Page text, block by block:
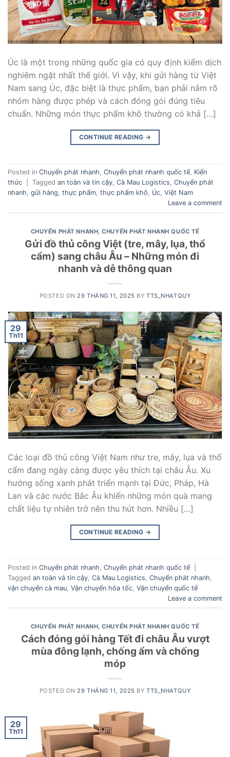
Úc là một trong những quốc gia có quy định kiểm dịch
nghiêm ngặt nhất thế giới. Vì vậy, khi gửi hàng từ Việt
Nam sang Úc, đặc biệt là thực phẩm, bạn phải nắm rõ
nhóm hàng được phép và cách đóng gói đúng tiêu
chuẩn. Những món thực phẩm khô thường có khả […]
CONTINUE READING →
Posted in Chuyển phát nhanh, Chuyển phát nhanh quốc tế, Kiến
thức
Tagged an toàn và tin cậy, Cà Mau Logistics, Chuyển phát
nhanh, gửi hàng, thực phẩm, thực phẩm khô, Úc, Việt Nam
Leave a comment
CHUYỂN PHÁT NHANH,CHUYỂN PHÁT NHANH QUỐC TẾ
Gửi đồ thủ công Việt (tre, mây, lụa, thổ
cẩm) sang châu Âu – Những món đi
nhanh và dễ thông quan
POSTED ON 29 THÁNG 11, 2025 BYTTS_NHATQUY
29
Th11
Các loại đồ thủ công Việt Nam như tre, mây, lụa và thổ
cẩm đang ngày càng được yêu thích tại châu Âu. Xu
hướng sống xanh phát triển mạnh tại Đức, Pháp, Hà
Lan và các nước Bắc Âu khiến những món quà mang
chất liệu tự nhiên trở nên thu hút hơn. Nhiều […]
CONTINUE READING →
Posted in Chuyển phát nhanh Chuyển phát nhanh quốc tế
Tagged an toàn và tin cậy Cà Mau Logistics Chuyển phát nhanh
vận chuyển cà mau Vận chuyển hỏa tốc Vận chuyển quốc tế
Leave a comment
CHUYỂN PHÁT NHANH,CHUYỂN PHÁT NHANH QUỐC TẾ
Cách đóng gói hàng Tết đi châu Âu vượt
mùa đông lạnh, chống ẩm và chống
móp
POSTED ON 29 THÁNG 11, 2025 BYTTS_NHATQUY
29
Th11